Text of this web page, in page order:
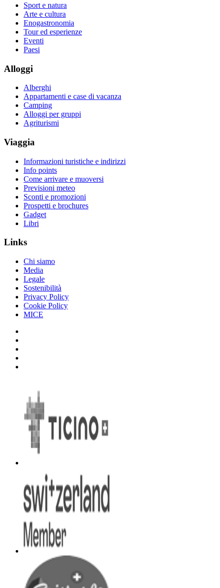
Sport e natura
Arte e cultura
Enogastronomia
Tour ed esperienze
Eventi
Paesi
Alloggi
Alberghi
Appartamenti e case di vacanza
Camping
Alloggi per gruppi
Agriturismi
Viaggia
Informazioni turistiche e indirizzi
Info points
Come arrivare e muoversi
Previsioni meteo
Sconti e promozioni
Prospetti e brochures
Gadget
Libri
Links
Chi siamo
Media
Legale
Sostenibilità
Privacy Policy
Cookie Policy
MICE